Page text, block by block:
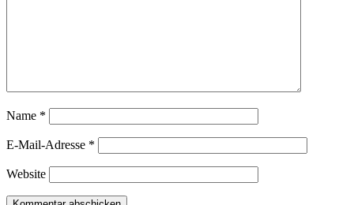
Name *
E-Mail-Adresse *
Website